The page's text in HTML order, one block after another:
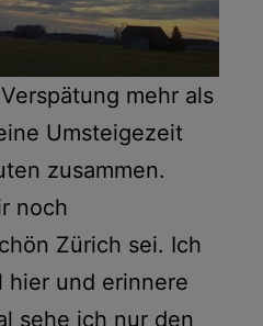
mehr als
Umsteigezeit
zusammen.
noch
Zürich sei. Ich
hier und erinnere
sehe ich nur den